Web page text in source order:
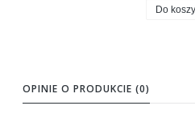
Do
OPINIE O PRODUKCIE (0)